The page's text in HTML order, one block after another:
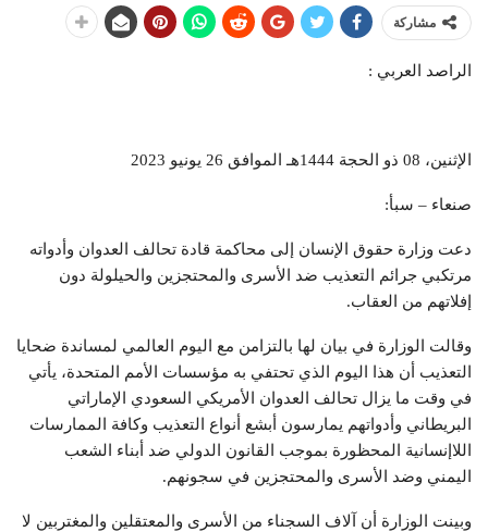
مشاركة
الراصد العربي :
الإثنين، 08 ذو الحجة 1444هـ الموافق 26 يونيو 2023
صنعاء – سبأ:
دعت وزارة حقوق الإنسان إلى محاكمة قادة تحالف العدوان وأدواته
مرتكبي جرائم التعذيب ضد الأسرى والمحتجزين والحيلولة دون
إفلاتهم من العقاب.
وقالت الوزارة في بيان لها بالتزامن مع اليوم العالمي لمساندة ضحايا
التعذيب أن هذا اليوم الذي تحتفي به مؤسسات الأمم المتحدة، يأتي
في وقت ما يزال تحالف العدوان الأمريكي السعودي الإماراتي
البريطاني وأدواتهم يمارسون أبشع أنواع التعذيب وكافة الممارسات
اللاإنسانية المحظورة بموجب القانون الدولي ضد أبناء الشعب
اليمني وضد الأسرى والمحتجزين في سجونهم.
وبينت الوزارة أن آلاف السجناء من الأسرى والمعتقلين والمغتربين لا